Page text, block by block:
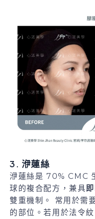
3. 洢蓮絲
洢蓮絲是 70% CMC
球的複合配方，兼具
雙重機制。 常用於需
的部位。若用於法令